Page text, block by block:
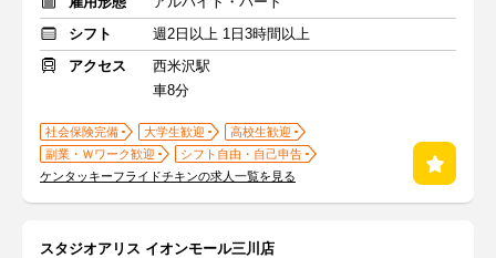
シフト
週2日以上 1日3時間以上
アクセス
西米沢駅
車8分
社会保険完備 大学生歓迎
高校生歓迎
副業・Ｗワーク歓迎
シフト自由・自己申告
ケンタッキーフライドチキンの求人一覧を見る
スタジオアリス イオンモール三川店